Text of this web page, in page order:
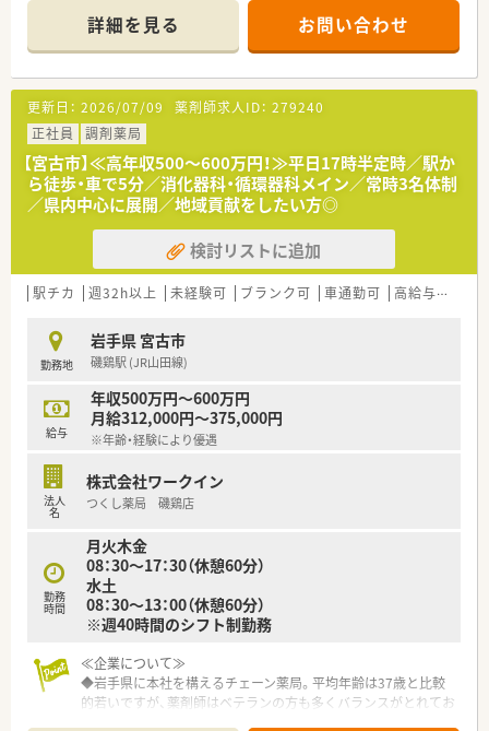
て約80枚です。
■現在、薬剤師2名と医療事務スタッフ2名が在籍し、協力しなが
ら業務を行っています。
【募集背景と求める人物像について】
■今後の体制強化を見据えて、共に地域医療に貢献していただけ
る方を募集しています。
■ご自身の働き方について軸を持ち、前向きに業務に取り組める
方を歓迎いたします。
■これまでのご経験や年齢は問わず、お人柄や仕事への意欲を重
視した採用です。
【法人特徴について】
■岩手県に本社を構え、地域に根差した薬局を複数展開している
成長中の企業です。
多く在籍しています。
■社員を家族のように大切にする温かい社風で、社長自ら社員一
人ひとりを気遣います。
詳細を見る お問い合わせ
更新日： 2026/07/09 薬剤師求人ID： 279240
正社員
調剤薬局
【宮古市】≪高年収500～600万円！≫平日17時半定時／駅か
ら徒歩・車で5分／消化器科・循環器科メイン／常時3名体制
／県内中心に展開／地域貢献をしたい方◎
検討リストに追加
駅チカ 週32h以上 未経験可 ブランク可 車通勤可 高給与(600万円以上)
勤務地
岩手県 宮古市
磯鶏駅 (JR山田線)
給与
年収500万円～600万円
月給312,000円～375,000円
※年齢・経験により優遇
法人
名
株式会社ワークイン
つくし薬局 磯鶏店
勤務
時間
月火木金
08：30～17：30（休憩60分）
水土
08：30～13：00（休憩60分）
※週40時間のシフト制勤務
≪企業について≫
◆岩手県に本社を構えるチェーン薬局。平均年齢は37歳と比較
的若いですが、薬剤師はベテランの方も多くバランスがとれてお